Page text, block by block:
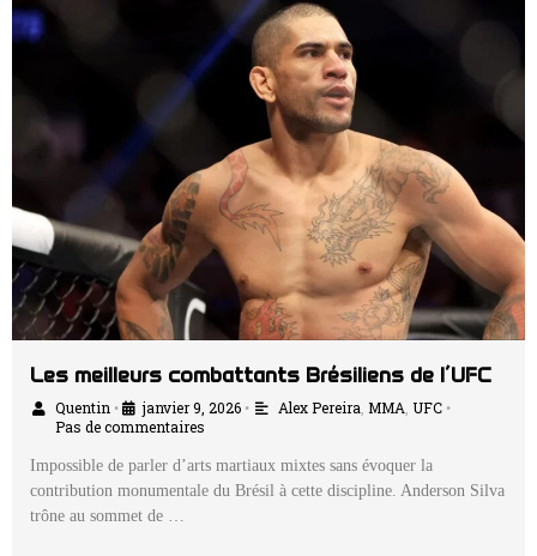
Les meilleurs combattants Brésiliens de l’UFC
Quentin • janvier 9, 2026 • Alex Pereira MMA UFC •
Pas de commentaires
Impossible de parler d’arts martiaux mixtes sans évoquer la
contribution monumentale du Brésil à cette discipline. Anderson Silva
trône au sommet de …